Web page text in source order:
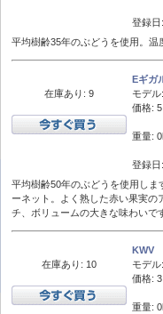
登録
平均樹齢35年のぶどうを使用。
在庫あり: 9
Eギガ
モデル:
価格:
重量:
登録
平均樹齢50年のぶどうを使用し
ーネット。よく熟した赤い果実
チ、ボリュームの大きな味わいで
在庫あり: 10
KWV
モデル:
価格:
重量: